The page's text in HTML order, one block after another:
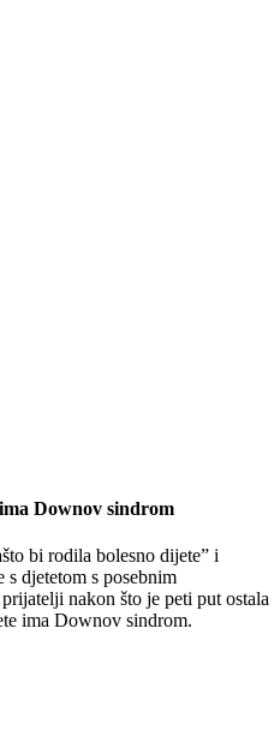
Downov sindrom
bi rodila bolesno dijete” i
s djetetom s posebnim
nakon što je peti put ostala
ima Downov sindrom.